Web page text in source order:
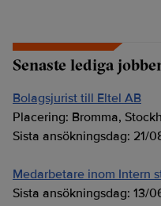
Senaste lediga
Bolagsjurist till Eltel AB
Placering: Bromma,
Sista ansökningsdag: 21/
Medarbetare inom Intern
Sista ansökningsdag: 13/